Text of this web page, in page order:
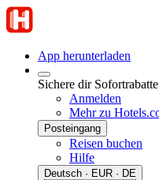
App herunterladen
Sichere dir
Anmelden
Mehr zu
Posteingang
Reisen buchen
Hilfe
Deutsch · EUR · DE